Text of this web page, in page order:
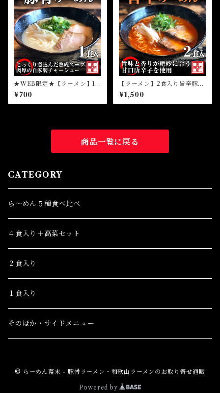
★WEB限定★【ラーメン】1
食豚骨ら～めん（冷凍）
¥700
【ラーメン】2食入り旨辛豚骨
ら～めん（冷凍）
¥1,500
商品一覧に戻る
CATEGORY
ら～めん５種食べ比べ
４食入り＋高菜セット
２食入り
１食入り
そのほか・サイドメニュー
© らーめん幕末 - 豚骨ラーメン・和歌山ラーメンのお取り寄せ通販
Powered by